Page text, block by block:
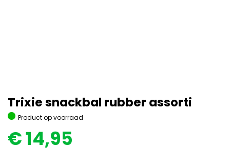
Trixie snackbal rubber assorti
Product op voorraad
€14,95